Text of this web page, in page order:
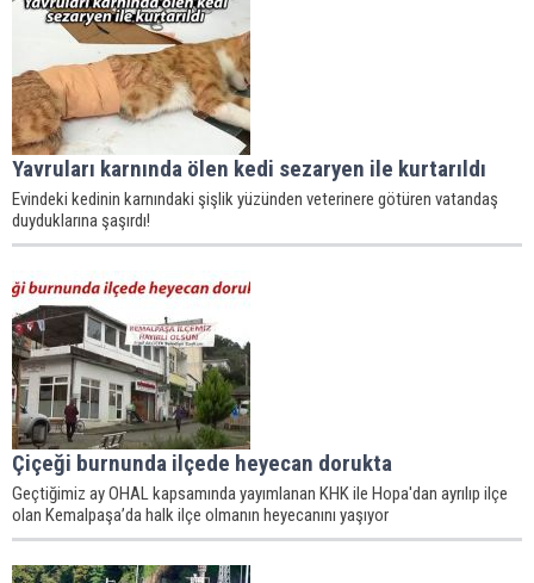
Yavruları karnında ölen kedi sezaryen ile kurtarıldı
Evindeki kedinin karnındaki şişlik yüzünden veterinere götüren vatandaş
duyduklarına şaşırdı!
Çiçeği burnunda ilçede heyecan dorukta
Geçtiğimiz ay OHAL kapsamında yayımlanan KHK ile Hopa'dan ayrılıp ilçe
olan Kemalpaşa’da halk ilçe olmanın heyecanını yaşıyor